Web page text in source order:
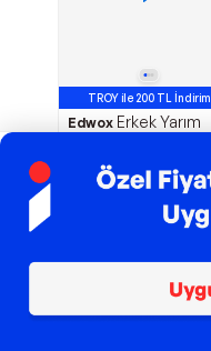
TROY ile 200 TL İndirim
Edwox Erkek Yarım
Edw195
873,89TL